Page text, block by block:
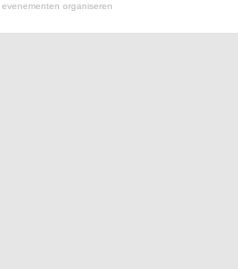
organiseren